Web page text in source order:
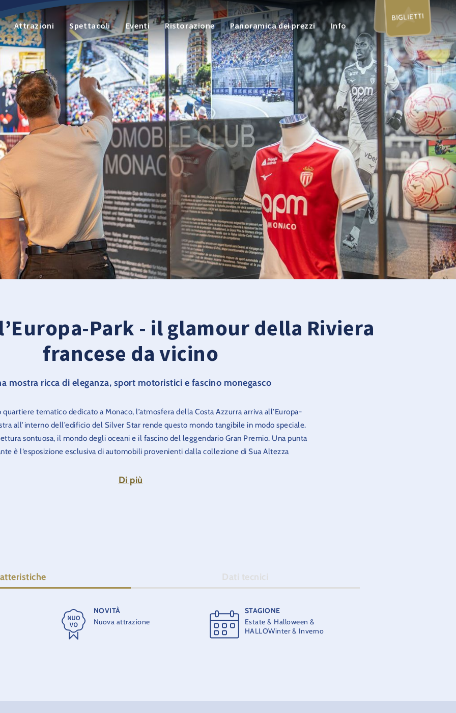
Attrazioni Spettacoli Eventi Ristorazione Panoramica dei prezzi Info
BIGLIETTI
Park - il glamour della Riviera
francese da vicino
mostra ricca di eleganza, sport motoristici e fascino monegasco
quartiere tematico dedicato a Monaco, l’atmosfera della Costa Azzurra arriva all’Europa-
all’interno dell’edificio del Silver Star rende questo mondo tangibile in modo speciale.
sontuosa, il mondo degli oceani e il fascino del leggendario Gran Premio. Una punta
è l‘esposizione esclusiva di automobili provenienti dalla collezione di Sua Altezza
è arricchita da scorci aperti sul mondo del circo, del casinò e del Museo Oceanografico. La
Di più
Dati tecnici
NOVITÀ
Nuova attrazione
STAGIONE
Estate & Halloween &
HALLOWinter & Inverno